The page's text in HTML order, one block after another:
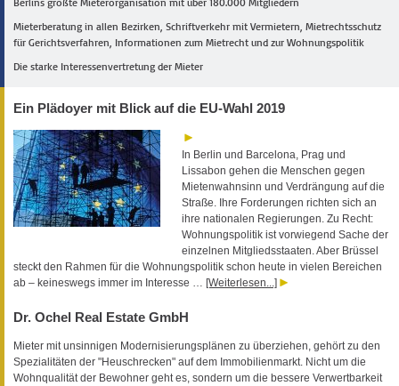
Mieterberatung in allen Bezirken, Schriftverkehr mit Vermietern, Mietrechtsschutz
für Gerichtsverfahren, Informationen zum Mietrecht und zur Wohnungspolitik
Die starke Interessenvertretung der Mieter
Ein Plädoyer mit Blick auf die EU-Wahl 2019
In Berlin und Barcelona, Prag und
Lissabon gehen die Menschen gegen
Mietenwahnsinn und Verdrängung auf die
Straße. Ihre Forderungen richten sich an
ihre nationalen Regierungen. Zu Recht:
Wohnungspolitik ist vorwiegend Sache der
einzelnen Mitgliedsstaaten. Aber Brüssel
steckt den Rahmen für die Wohnungspolitik schon heute in vielen Bereichen
ab – keineswegs immer im Interesse … [Weiterlesen...]
Dr. Ochel Real Estate GmbH
Mieter mit unsinnigen Modernisierungsplänen zu überziehen, gehört zu den
Spezialitäten der "Heuschrecken" auf dem Immobilienmarkt. Nicht um die
Wohnqualität der Bewohner geht es, sondern um die bessere Verwertbarkeit